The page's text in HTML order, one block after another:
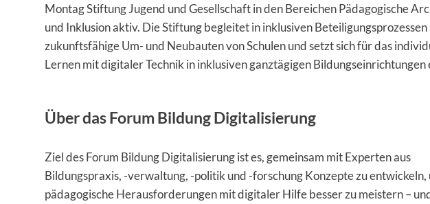
Montag Stiftung Jugend und Gesellschaft in den Bereichen Pädagogische
und Inklusion aktiv. Die Stiftung begleitet in inklusiven Beteiligungsprozessen
zukunftsfähige Um- und Neubauten von Schulen und setzt sich für das
Lernen mit digitaler Technik in inklusiven ganztägigen Bildungseinrichtungen
Über das Forum Bildung Digitalisierung
Ziel des Forum Bildung Digitalisierung ist es, gemeinsam mit Experten aus
Bildungspraxis, -verwaltung, -politik und -forschung Konzepte zu entwickeln,
pädagogische Herausforderungen mit digitaler Hilfe besser zu meistern –